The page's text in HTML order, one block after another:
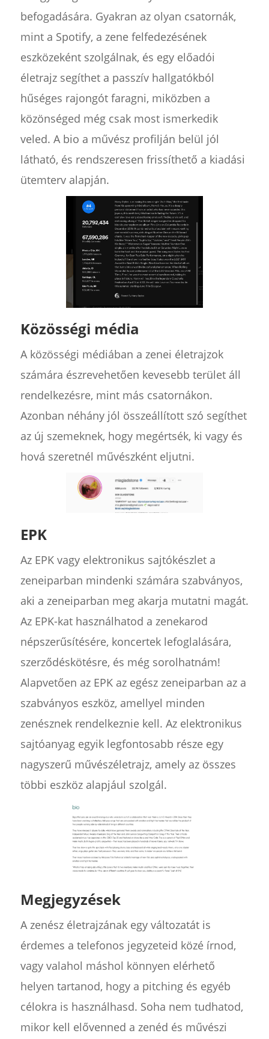
befogadására. Gyakran az olyan csatornák,
mint a Spotify, a zene felfedezésének
eszközeként szolgálnak, és egy előadói
életrajz segíthet a passzív hallgatókból
hűséges rajongót faragni, miközben a
közönséged még csak most ismerkedik
veled. A bio a művész profilján belül jól
látható, és rendszeresen frissíthető a kiadási
ütemterv alapján.
Közösségi média
A közösségi médiában a zenei életrajzok
számára észrevehetően kevesebb terület áll
rendelkezésre, mint más csatornákon.
Azonban néhány jól összeállított szó segíthet
az új szemeknek, hogy megértsék, ki vagy és
hová szeretnél művészként eljutni.
EPK
Az EPK vagy elektronikus sajtókészlet a
zeneiparban mindenki számára szabványos,
aki a zeneiparban meg akarja mutatni magát.
Az EPK-kat használhatod a zenekarod
népszerűsítésére, koncertek lefoglalására,
szerződéskötésre, és még sorolhatnám!
Alapvetően az EPK az egész zeneiparban az a
szabványos eszköz, amellyel minden
zenésznek rendelkeznie kell. Az elektronikus
sajtóanyag egyik legfontosabb része egy
nagyszerű művészéletrajz, amely az összes
többi eszköz alapjául szolgál.
Megjegyzések
A zenész életrajzának egy változatát is
érdemes a telefonos jegyzeteid közé írnod,
vagy valahol máshol könnyen elérhető
helyen tartanod, hogy a pitching és egyéb
célokra is használhasd. Soha nem tudhatod,
mikor kell elővenned a zenéd és művészi